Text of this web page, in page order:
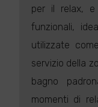
per il relax,
funzionali,
utilizzate
servizio della
bagno
momenti di